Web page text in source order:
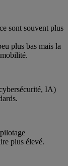
sont souvent plus
plus bas mais la
IA)
plus élevé.